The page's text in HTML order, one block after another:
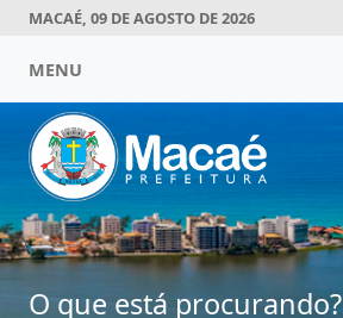
MACAÉ, 09 DE AGOSTO DE 2026
MENU
O que está procurando?